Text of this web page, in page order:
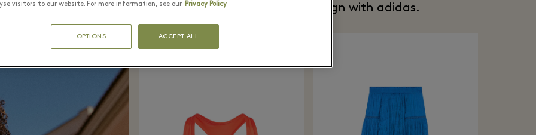
in speed events, kicks off La Roca Village’s campaign with adidas.
visitors to our website. For more information, see our Privacy Policy
OPTIONS ACCEPT ALL